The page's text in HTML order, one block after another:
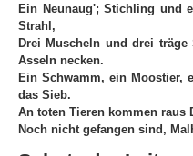
Information
Produkte & Services
Ein Neunaug'; Stichling und
Strahl,
Drei Muscheln und drei
Asseln necken.
Ein Schwamm, ein Moostier,
das Sieb.
An toten Tieren kommen raus
Noch nicht gefangen sind,